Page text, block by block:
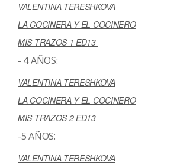
VALENTINA TERESHKOVA
LA COCINERA Y EL COCINERO
MIS TRAZOS 1 ED13
- 4 AÑOS:
VALENTINA TERESHKOVA
LA COCINERA Y EL COCINERO
MIS TRAZOS 2 ED13
-5 AÑOS:
VALENTINA TERESHKOVA